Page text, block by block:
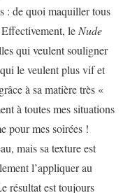
: de quoi maquiller tous
Effectivement, leNude
qui veulent souligner
le veulent plus vif et
à sa matière très «
à toutes mes situations
pour mes soirées !
mais sa texture est
l’appliquer au
résultat est toujours